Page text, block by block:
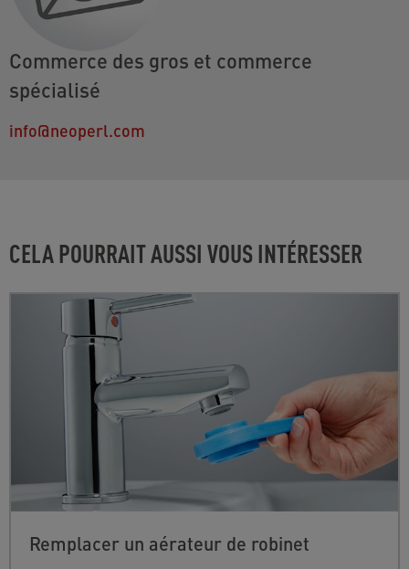
Commerce des gros et commerce
spécialisé
info@neoperl.com
CELA POURRAIT AUSSI VOUS INTÉRESSER
Remplacer un aérateur de robinet